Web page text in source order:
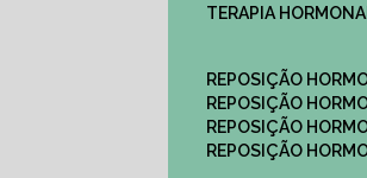
TERAPIA
REPOSIÇÃO
REPOSIÇÃO
REPOSIÇÃO
REPOSIÇÃO